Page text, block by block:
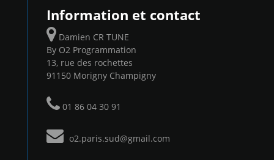
Information et contact
Damien CR TUNE
By O2 Programmation
13, rue des rochettes
91150 Morigny Champigny
01 86 04 30 91
o2.paris.sud@gmail.com